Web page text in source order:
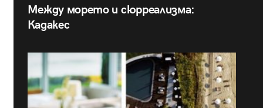
Между морето и сюрреализма:
Кадакес